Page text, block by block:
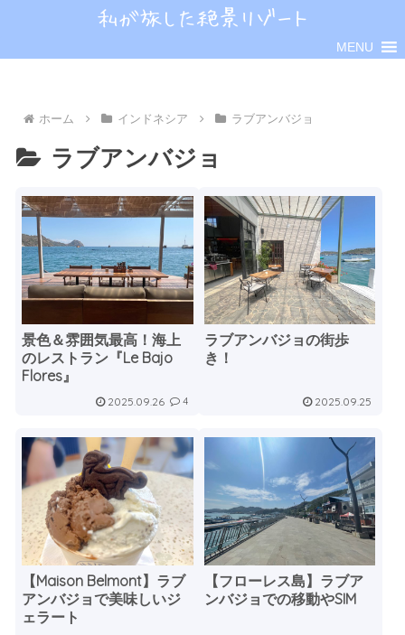
MENU
ホーム インドネシア ラブアンバジョ
ラブアンバジョ
景色＆雰囲気最高！海上
のレストラン『Le Bajo
Flores』
2025.09.26 4
ラブアンバジョの街歩
き！
2025.09.25
【Maison Belmont】ラブ
アンバジョで美味しいジ
ェラート
【フローレス島】ラブア
ンバジョでの移動やSIM